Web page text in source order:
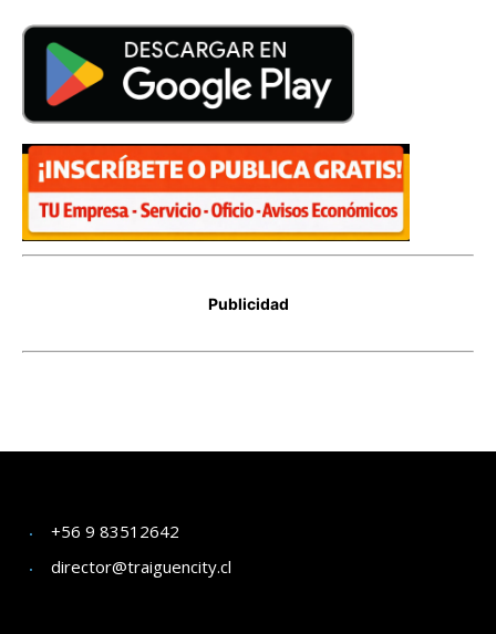
+56 9 83512642
director@traiguencity.cl